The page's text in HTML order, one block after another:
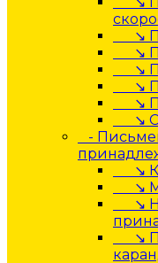
↘
↘
↘
↘
↘
↘
-
↘
↘
↘
↘